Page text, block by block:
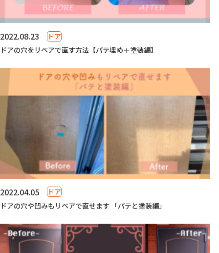
2022.08.23
ドア
ドアの穴をリペアで直す方法【パテ埋め＋塗装編】
2022.04.05
ドア
ドアの穴や凹みもリペアで直せます 「パテと塗装編」